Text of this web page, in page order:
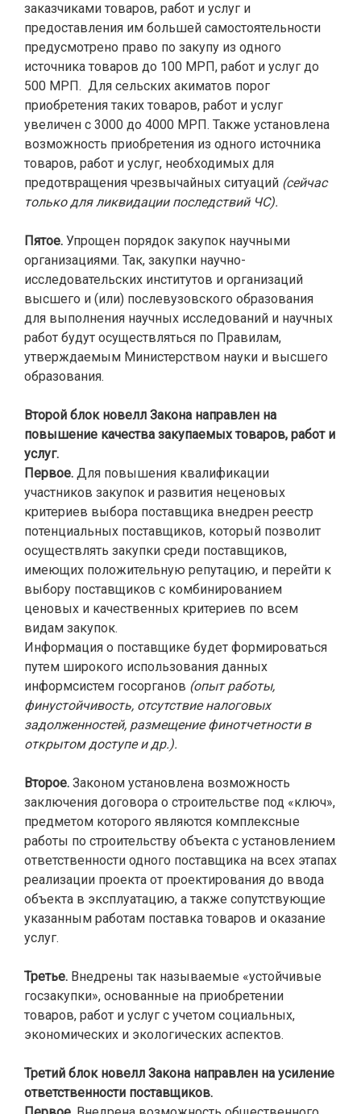
заказчиками товаров, работ и услуг и
предоставления им большей самостоятельности
предусмотрено право по закупу из одного
источника товаров до 100 МРП, работ и услуг до
500 МРП. Для сельских акиматов порог
приобретения таких товаров, работ и услуг
увеличен с 3000 до 4000 МРП. Также установлена
возможность приобретения из одного источника
товаров, работ и услуг, необходимых для
предотвращения чрезвычайных ситуаций (сейчас
только для ликвидации последствий ЧС).
Пятое. Упрощен порядок закупок научными
организациями. Так, закупки научно-
исследовательских институтов и организаций
высшего и (или) послевузовского образования
для выполнения научных исследований и научных
работ будут осуществляться по Правилам,
утверждаемым Министерством науки и высшего
образования.
Второй блок новелл Закона направлен на
повышение качества закупаемых товаров, работ и
услуг.
Первое. Для повышения квалификации
участников закупок и развития неценовых
критериев выбора поставщика внедрен реестр
потенциальных поставщиков, который позволит
осуществлять закупки среди поставщиков,
имеющих положительную репутацию, и перейти к
выбору поставщиков с комбинированием
ценовых и качественных критериев по всем
видам закупок.
Информация о поставщике будет формироваться
путем широкого использования данных
информсистем госорганов (опыт работы,
финустойчивость, отсутствие налоговых
задолженностей, размещение финотчетности в
открытом доступе и др.).
Второе. Законом установлена возможность
заключения договора о строительстве под «ключ»,
предметом которого являются комплексные
работы по строительству объекта с установлением
ответственности одного поставщика на всех этапах
реализации проекта от проектирования до ввода
объекта в эксплуатацию, а также сопутствующие
указанным работам поставка товаров и оказание
услуг.
Третье. Внедрены так называемые «устойчивые
госзакупки», основанные на приобретении
товаров, работ и услуг с учетом социальных,
экономических и экологических аспектов.
Третий блок новелл Закона направлен на усиление
ответственности поставщиков.